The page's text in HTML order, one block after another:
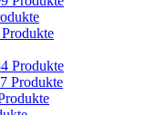
Produkte
Produkte